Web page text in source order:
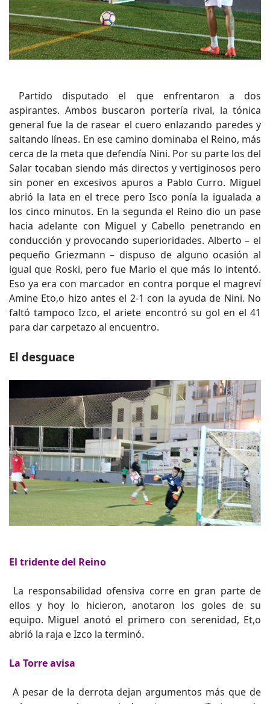
Partido disputado el que enfrentaron a dos
aspirantes. Ambos buscaron portería rival, la tónica
general fue la de rasear el cuero enlazando paredes y
saltando líneas. En ese camino dominaba el Reino, más
cerca de la meta que defendía Nini. Por su parte los del
Salar tocaban siendo más directos y vertiginosos pero
sin poner en excesivos apuros a Pablo Curro. Miguel
abrió la lata en el trece pero Isco ponía la igualada a
los cinco minutos. En la segunda el Reino dio un pase
hacia adelante con Miguel y Cabello penetrando en
conducción y provocando superioridades. Alberto – el
pequeño Griezmann – dispuso de alguno ocasión al
igual que Roski, pero fue Mario el que más lo intentó.
Eso ya era con marcador en contra porque el magreví
Amine Eto,o hizo antes el 2-1 con la ayuda de Nini. No
faltó tampoco Izco, el ariete encontró su gol en el 41
para dar carpetazo al encuentro.
El desguace
El tridente del Reino
La responsabilidad ofensiva corre en gran parte de
ellos y hoy lo hicieron, anotaron los goles de su
equipo. Miguel anotó el primero con serenidad, Et,o
abrió la raja e Izco la terminó.
La Torre avisa
A pesar de la derrota dejan argumentos más que de